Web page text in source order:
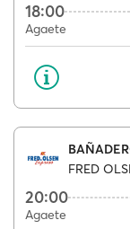
18:00
Agaete
FRED
20:00
Agaete